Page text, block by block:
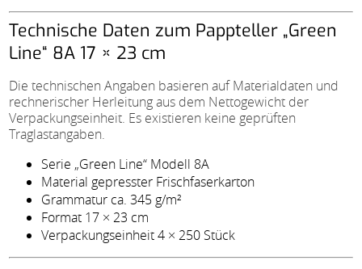
Technische Daten zum Pappteller „Green
Line“ 8A 17 × 23 cm
Die technischen Angaben basieren auf Materialdaten und
rechnerischer Herleitung aus dem Nettogewicht der
Verpackungseinheit. Es existieren keine geprüften
Traglastangaben.
Serie „Green Line“ Modell 8A
Material gepresster Frischfaserkarton
Grammatur ca. 345 g/m²
Format 17 × 23 cm
Verpackungseinheit 4 × 250 Stück